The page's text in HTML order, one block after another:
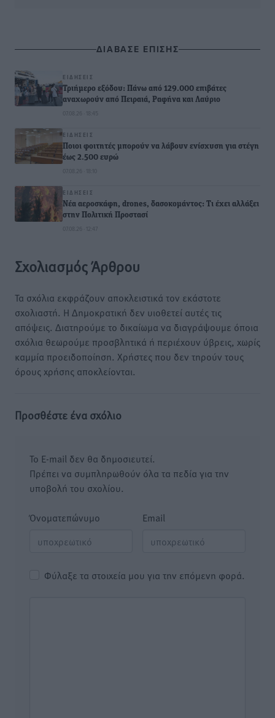
ΔΙΑΒΑΣΕ ΕΠΙΣΗΣ
ΕΙΔΉΣΕΙΣ
Τριήμερο εξόδου: Πάνω από 129.000 επιβάτες
αναχωρούν από Πειραιά, Ραφήνα και Λαύριο
07.08.26 · 18:45
ΕΙΔΉΣΕΙΣ
Ποιοι φοιτητές μπορούν να λάβουν ενίσχυση για στέγη
έως 2.500 ευρώ
07.08.26 · 18:10
ΕΙΔΉΣΕΙΣ
Νέα αεροσκάφη, drones, δασοκομάντος: Τι έχει αλλάξει
στην Πολιτική Προστασί
07.08.26 · 12:47
Σχολιασμός Άρθρου
Τα σχόλια εκφράζουν αποκλειστικά τον εκάστοτε
σχολιαστή. Η Δημοκρατική δεν υιοθετεί αυτές τις
απόψεις. Διατηρούμε το δικαίωμα να διαγράψουμε όποια
σχόλια θεωρούμε προσβλητικά ή περιέχουν ύβρεις, χωρίς
καμμία προειδοποίηση. Χρήστες που δεν τηρούν τους
όρους χρήσης αποκλείονται.
Προσθέστε ένα σχόλιο
Το E-mail δεν θα δημοσιευτεί.
Πρέπει να συμπληρωθούν όλα τα πεδία για την
υποβολή του σχολίου.
Όνοματεπώνυμο Email
Φύλαξε τα στοιχεία μου για την επόμενη φορά.